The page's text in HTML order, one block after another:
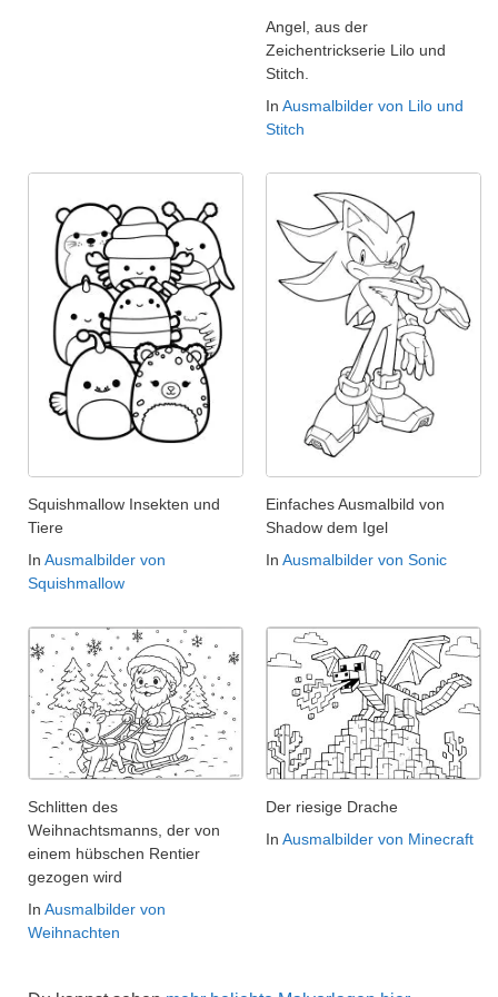
Angel, aus der
Zeichentrickserie Lilo und
Stitch.
In Ausmalbilder von Lilo und
Stitch
Squishmallow Insekten und
Tiere
In Ausmalbilder von
Squishmallow
Einfaches Ausmalbild von
Shadow dem Igel
In Ausmalbilder von Sonic
Schlitten des
Weihnachtsmanns, der von
einem hübschen Rentier
gezogen wird
In Ausmalbilder von
Weihnachten
Der riesige Drache
In Ausmalbilder von Minecraft